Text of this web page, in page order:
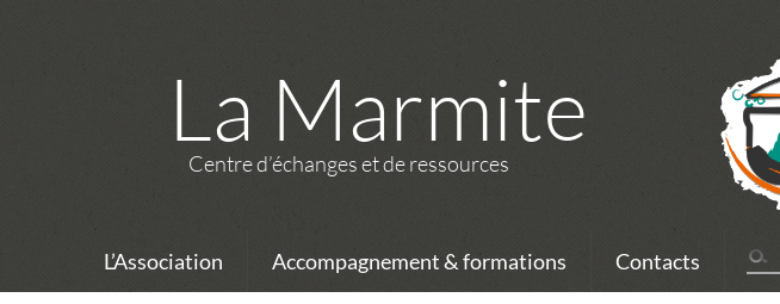
La Marmite
Centre d’échanges et de ressources
L’Association Accompagnement & formations Contacts